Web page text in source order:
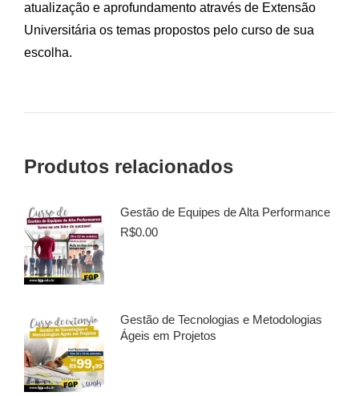
atualização e aprofundamento através de Extensão
Universitária os temas propostos pelo curso de sua
escolha.
Produtos relacionados
Gestão de Equipes de Alta Performance
R$0.00
Gestão de Tecnologias e Metodologias
Ágeis em Projetos